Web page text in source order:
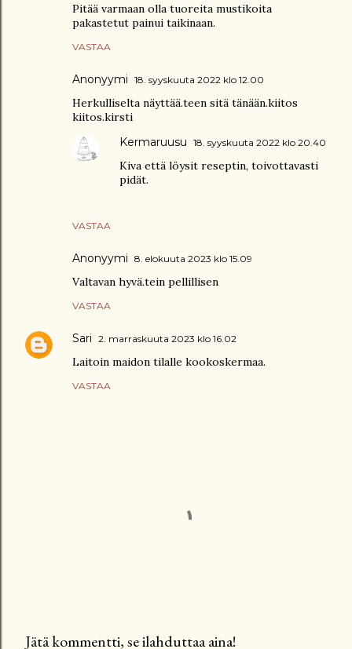
Pitää varmaan olla tuoreita mustikoita
pakastetut painui taikinaan.
VASTAA
Anonyymi 18. syyskuuta 2022 klo 12.00
Herkulliselta näyttää.teen sitä tänään.kiitos
kiitos.kirsti
VASTAA
Kermaruusu 18. syyskuuta 2022 klo 20.40
Kiva että löysit reseptin, toivottavasti
pidät.
Anonyymi 8. elokuuta 2023 klo 15.09
Valtavan hyvä.tein pellillisen
VASTAA
Sari 2. marraskuuta 2023 klo 16.02
Laitoin maidon tilalle kookoskermaa.
VASTAA
Jätä kommentti, se ilahduttaa aina!